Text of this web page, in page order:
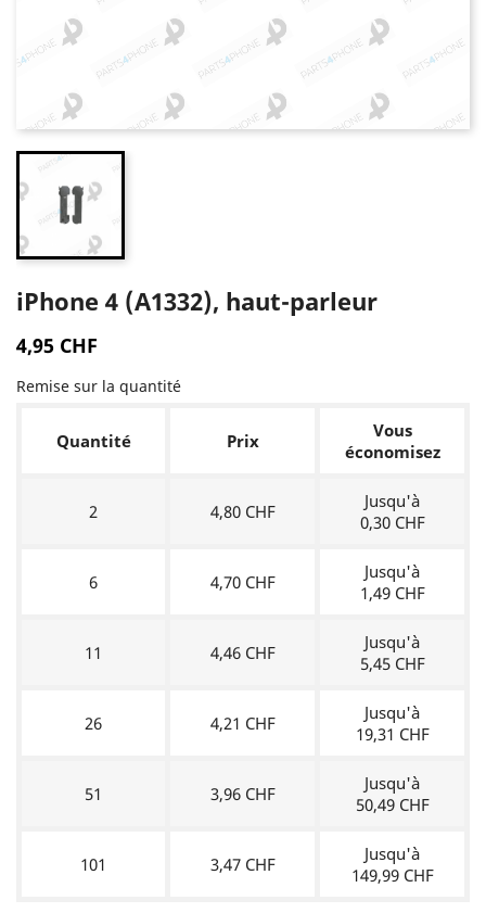
iPhone 4 (A1332), haut-parleur
4,95 CHF
Remise sur la quantité
Quantité Prix
Vous
économisez
2 4,80 CHF
Jusqu'à
0,30 CHF
6 4,70 CHF
Jusqu'à
1,49 CHF
11 4,46 CHF
Jusqu'à
5,45 CHF
26 4,21 CHF
Jusqu'à
19,31 CHF
51 3,96 CHF
Jusqu'à
50,49 CHF
101 3,47 CHF
Jusqu'à
149,99 CHF